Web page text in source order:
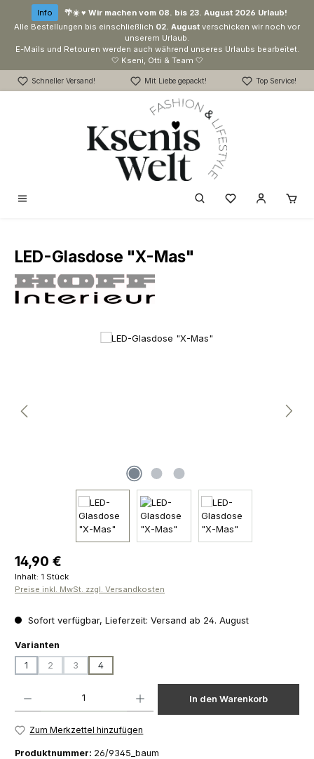
Zum Hauptinhalt springen
Info
🌴☀️ ♥ Wir machen vom 08. bis 23. August 2026 Urlaub!
Alle Bestellungen bis einschließlich 02. August verschicken wir noch vor
unserem Urlaub.
E-Mails und Retouren werden auch während unseres Urlaubs bearbeitet.
🤍 Kseni, Otti & Team 🤍
Schneller Versand! Mit Liebe gepackt! Top Service!
Du hast 0
LED-Glasdose "X-Mas"
Bildergalerie überspringen
Regulärer Preis:
14,90 €
Inhalt: 1 Stück
Preise inkl. MwSt. zzgl. Versandkosten
Sofort verfügbar, Lieferzeit: Versand ab 24. August
Varianten
1
2
(Diese Option ist zurzeit nicht verfügbar.)
3
(Diese Option ist zurzeit nicht verfügbar.)
4
In den Warenkorb
Zum Merkzettel hinzufügen
Produktnummer: 26/9345_baum